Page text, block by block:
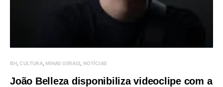
BH CULTURA MINAS GERAIS NOTÍCIAS
João Belleza disponibiliza videoclipe com a